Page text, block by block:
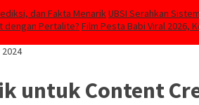
dan Fakta MenarikUBSI Serahkan
dengan Pertalite? Film Pesta Babi Viral 2026,
untuk Content